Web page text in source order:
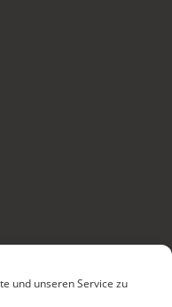
und unseren Service zu